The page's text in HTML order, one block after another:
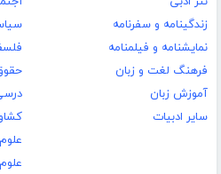
زندگینامه و سفرنامه
نمایشنامه و فیلمنامه
فرهنگ لغت و زبان
آموزش زبان
سایر ادبیات